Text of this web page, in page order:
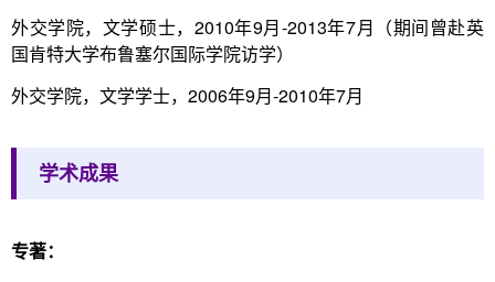
外交学院，文学硕士，2010年9月-2013年7月（期间曾赴英
国肯特大学布鲁塞尔国际学院访学）
外交学院，文学学士，2006年9月-2010年7月
学术成果
专著：